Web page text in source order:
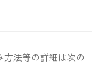
法等の詳細は次の